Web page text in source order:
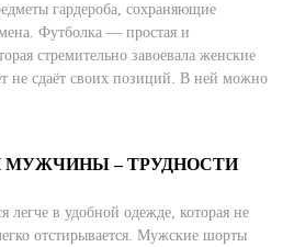
гардероба, сохраняющие
Футболка — простая и
стремительно завоевала женские
не сдаёт своих позиций. В ней можно
– ТРУДНОСТИ
легче в удобной одежде, которая не
отстирывается. Мужские шорты